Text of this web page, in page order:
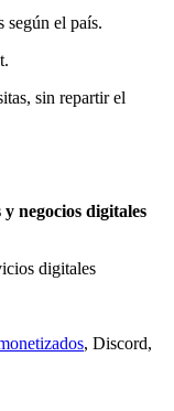
según el país.
sin repartir el
y negocios digitales
digitales
, Discord,